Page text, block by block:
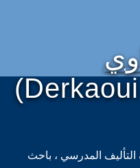
المدرسي ، باحث